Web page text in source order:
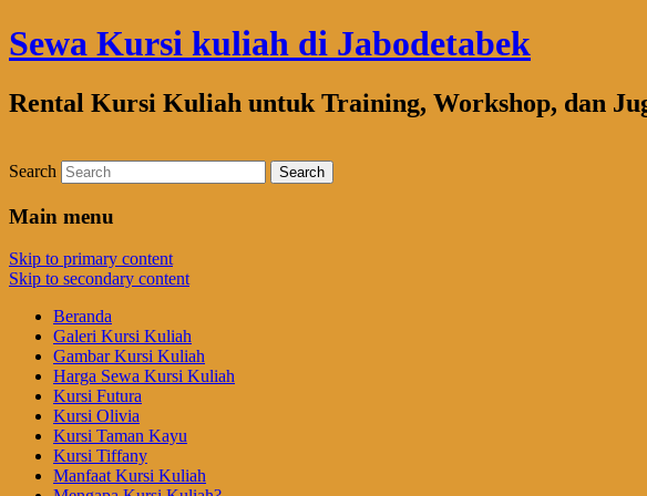
Sewa Kursi kuliah di Jabodetabek
Rental Kursi Kuliah untuk Training, Workshop, dan
Search
Main menu
Skip to primary content
Skip to secondary content
Beranda
Galeri Kursi Kuliah
Gambar Kursi Kuliah
Harga Sewa Kursi Kuliah
Kursi Futura
Kursi Olivia
Kursi Taman Kayu
Kursi Tiffany
Manfaat Kursi Kuliah